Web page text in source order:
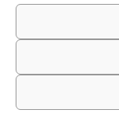
Área
©Vitae Health